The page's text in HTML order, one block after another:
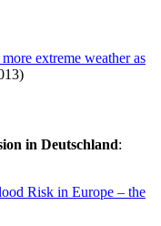
extreme weather as
in Deutschland:
Risk in Europe – the